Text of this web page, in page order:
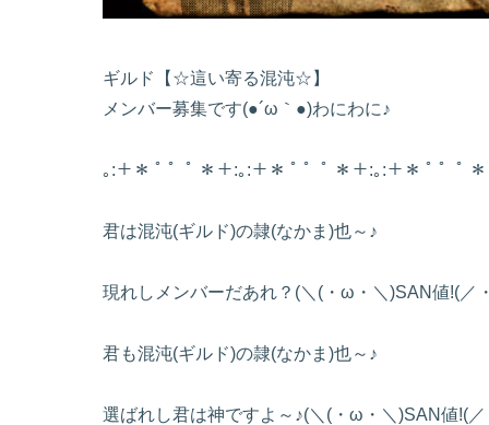
ギルド【☆這い寄る混沌☆】
メンバー募集です(●´ω｀●)わにわに♪
｡:＋＊ ﾟ ゜ﾟ ＊＋:｡:＋＊ ﾟ ゜ﾟ ＊＋:｡:＋＊ ﾟ ゜ﾟ
君は混沌(ギルド)の隷(なかま)也～♪
現れしメンバーだあれ？(＼(・ω・＼)SAN値!(／
君も混沌(ギルド)の隷(なかま)也～♪
選ばれし君は神ですよ～♪(＼(・ω・＼)SAN値!(